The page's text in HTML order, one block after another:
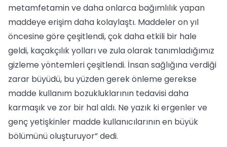
metamfetamin ve daha onlarca bağımlılık yapan
maddeye erişim daha kolaylaştı. Maddeler on yıl
öncesine göre çeşitlendi, çok daha etkili bir hale
geldi, kaçakçılık yolları ve zula olarak tanımladığımız
gizleme yöntemleri çeşitlendi. İnsan sağlığına verdiği
zarar büyüdü, bu yüzden gerek önleme gerekse
madde kullanım bozukluklarının tedavisi daha
karmaşık ve zor bir hal aldı. Ne yazık ki ergenler ve
genç yetişkinler madde kullanıcılarının en büyük
bölümünü oluşturuyor” dedi.